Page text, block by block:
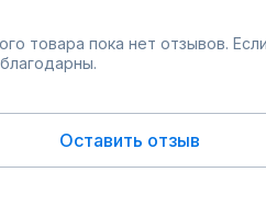
товара пока нет отзывов.
Оставить отзыв